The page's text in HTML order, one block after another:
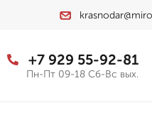
+7 929 55-92-81
Пн-Пт 09-18 Сб-Вс вых.